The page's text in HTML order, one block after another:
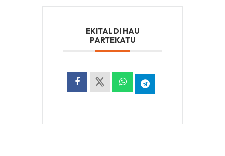
EKITALDI HAU
PARTEKATU